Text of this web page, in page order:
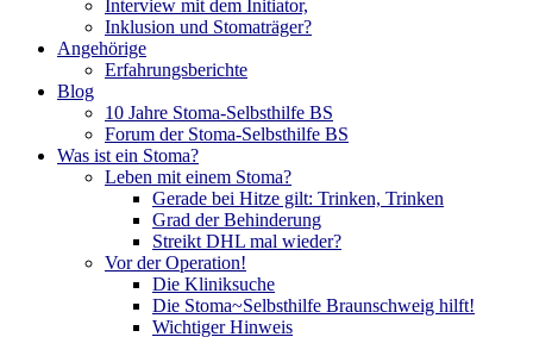
Interview mit dem Initiator,
Inklusion und Stomaträger?
Angehörige
Erfahrungsberichte
Blog
10 Jahre Stoma-Selbsthilfe BS
Forum der Stoma-Selbsthilfe BS
Was ist ein Stoma?
Leben mit einem Stoma?
Gerade bei Hitze gilt: Trinken, Trinken
Grad der Behinderung
Streikt DHL mal wieder?
Vor der Operation!
Die Kliniksuche
Die Stoma~Selbsthilfe Braunschweig hilft!
Wichtiger Hinweis